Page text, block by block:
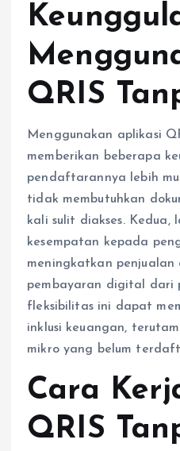
QRIS
Menggunakan aplikasi
memberikan beberapa
pendaftarannya lebih
tidak membutuhkan
kali sulit diakses. Kedua,
kesempatan kepada
meningkatkan penjualan
pembayaran digital dari
fleksibilitas ini dapat
inklusi keuangan,
mikro yang belum
Cara
QRIS